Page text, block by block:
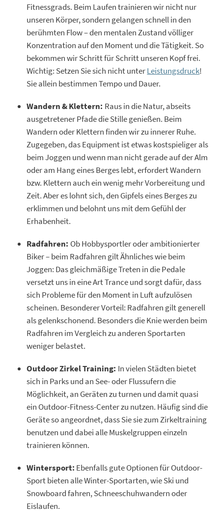
Fitnessgrads. Beim Laufen trainieren wir nicht nur
unseren Körper, sondern gelangen schnell in den
berühmten Flow – den mentalen Zustand völliger
Konzentration auf den Moment und die Tätigkeit. So
bekommen wir Schritt für Schritt unseren Kopf frei.
Wichtig: Setzen Sie sich nicht unterLeistungsdruck!
Sie allein bestimmen Tempo und Dauer.
Wandern & Klettern: Raus in die Natur, abseits
ausgetretener Pfade die Stille genießen. Beim
Wandern oder Klettern finden wir zu innerer Ruhe.
Zugegeben, das Equipment ist etwas kostspieliger als
beim Joggen und wenn man nicht gerade auf der Alm
oder am Hang eines Berges lebt, erfordert Wandern
bzw. Klettern auch ein wenig mehr Vorbereitung und
Zeit. Aber es lohnt sich, den Gipfels eines Berges zu
erklimmen und belohnt uns mit dem Gefühl der
Erhabenheit.
Radfahren: Ob Hobbysportler oder ambitionierter
Biker – beim Radfahren gilt Ähnliches wie beim
Joggen: Das gleichmäßige Treten in die Pedale
versetzt uns in eine Art Trance und sorgt dafür, dass
sich Probleme für den Moment in Luft aufzulösen
scheinen. Besonderer Vorteil: Radfahren gilt generell
als gelenkschonend. Besonders die Knie werden beim
Radfahren im Vergleich zu anderen Sportarten
weniger belastet.
Outdoor Zirkel Training: In vielen Städten bietet
sich in Parks und an See- oder Flussufern die
Möglichkeit, an Geräten zu turnen und damit quasi
ein Outdoor-Fitness-Center zu nutzen. Häufig sind die
Geräte so angeordnet, dass Sie sie zum Zirkeltraining
benutzen und dabei alle Muskelgruppen einzeln
trainieren können.
Wintersport: Ebenfalls gute Optionen für Outdoor-
Sport bieten alle Winter-Sportarten, wie Ski und
Snowboard fahren, Schneeschuhwandern oder
Eislaufen.